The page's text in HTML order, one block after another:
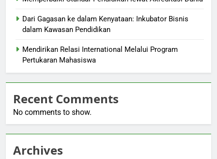
Dari Gagasan ke dalam Kenyataan: Inkubator Bisnis
dalam Kawasan Pendidikan
Mendirikan Relasi International Melalui Program
Pertukaran Mahasiswa
Recent Comments
No comments to show.
Archives